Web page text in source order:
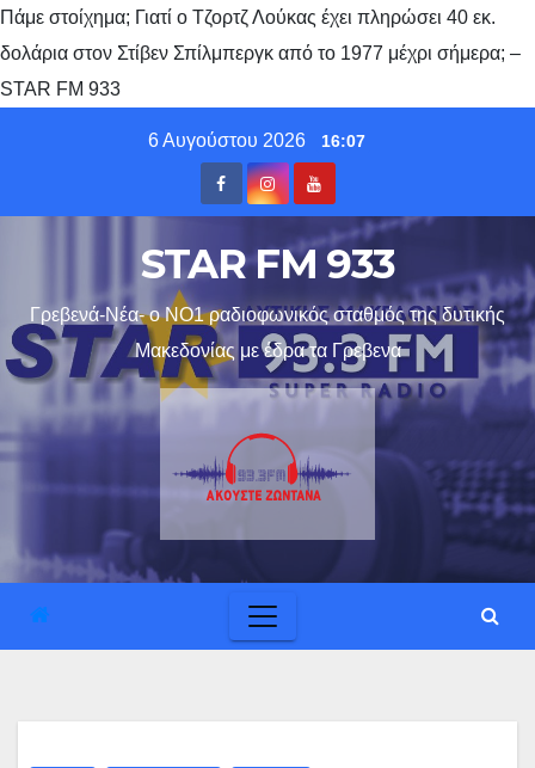
Πάμε στοίχημα; Γιατί ο Τζορτζ Λούκας έχει πληρώσει 40 εκ.
δολάρια στον Στίβεν Σπίλμπεργκ από το 1977 μέχρι σήμερα; –
STAR FM 933
6 Αυγούστου 2026 16:07
STAR FM 933
Γρεβενά-Νέα- ο ΝΟ1 ραδιοφωνικός σταθμός της δυτικής
Μακεδονίας με έδρα τα Γρεβενα